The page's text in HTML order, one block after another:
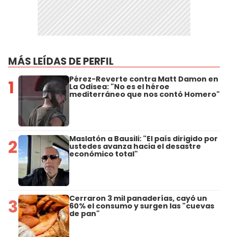
MÁS LEÍDAS DE PERFIL
1 Pérez-Reverte contra Matt Damon en
La Odisea: "No es el héroe
mediterráneo que nos contó Homero"
2 Maslatón a Bausili: "El país dirigido por
ustedes avanza hacia el desastre
económico total"
3 Cerraron 3 mil panaderías, cayó un
60% el consumo y surgen las "cuevas
de pan"